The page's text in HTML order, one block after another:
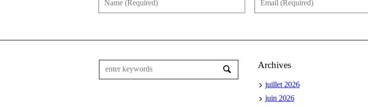
Archives
juillet 2026
juin 2026